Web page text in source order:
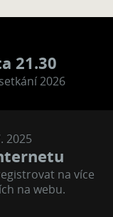
21.30
2026
2025
na více
na webu.